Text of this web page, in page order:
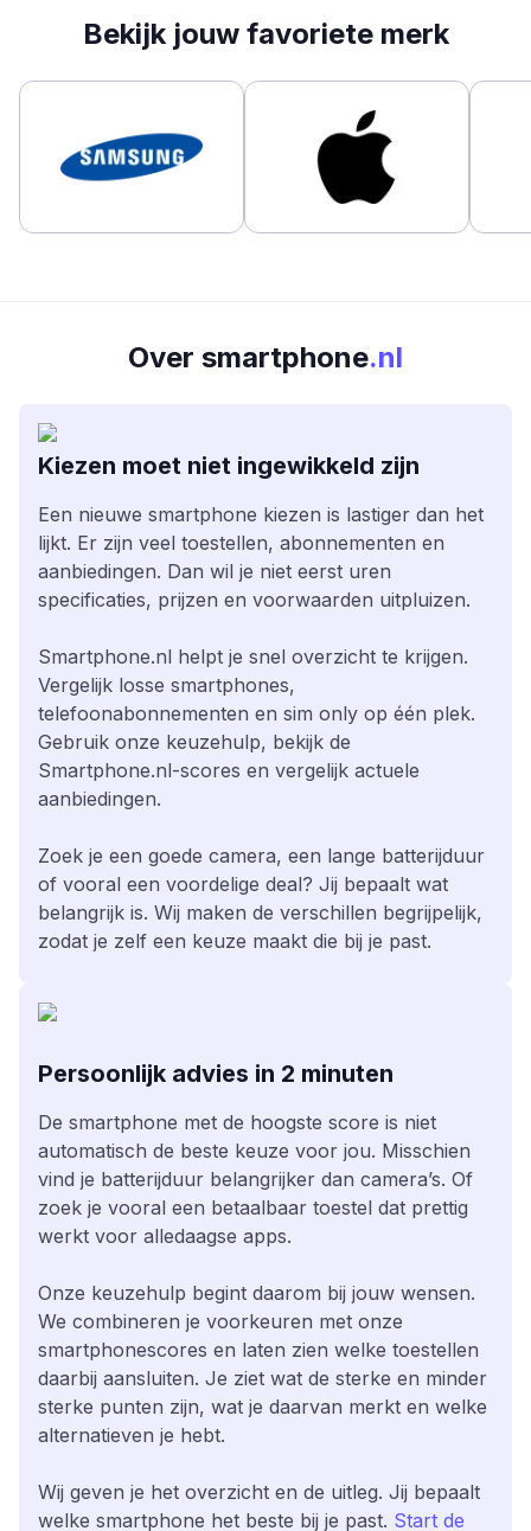
Bekijk jouw favoriete merk
Over smartphone.nl
Kiezen moet niet ingewikkeld zijn
Een nieuwe smartphone kiezen is lastiger dan het
lijkt. Er zijn veel toestellen, abonnementen en
aanbiedingen. Dan wil je niet eerst uren
specificaties, prijzen en voorwaarden uitpluizen.
Smartphone.nl helpt je snel overzicht te krijgen.
Vergelijk losse smartphones,
telefoonabonnementen en sim only op één plek.
Gebruik onze keuzehulp, bekijk de
Smartphone.nl-scores en vergelijk actuele
aanbiedingen.
Zoek je een goede camera, een lange batterijduur
of vooral een voordelige deal? Jij bepaalt wat
belangrijk is. Wij maken de verschillen begrijpelijk,
zodat je zelf een keuze maakt die bij je past.
Persoonlijk advies in 2 minuten
De smartphone met de hoogste score is niet
automatisch de beste keuze voor jou. Misschien
vind je batterijduur belangrijker dan camera’s. Of
zoek je vooral een betaalbaar toestel dat prettig
werkt voor alledaagse apps.
Onze keuzehulp begint daarom bij jouw wensen.
We combineren je voorkeuren met onze
smartphonescores en laten zien welke toestellen
daarbij aansluiten. Je ziet wat de sterke en minder
sterke punten zijn, wat je daarvan merkt en welke
alternatieven je hebt.
Wij geven je het overzicht en de uitleg. Jij bepaalt
welke smartphone het beste bij je past. Start de